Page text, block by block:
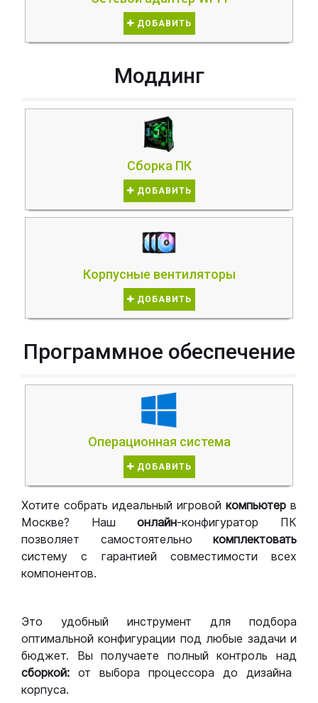
ДОБАВИТЬ
Моддинг
Сборка ПК
ДОБАВИТЬ
Корпусные вентиляторы
ДОБАВИТЬ
Программное обеспечение
Операционная система
ДОБАВИТЬ
Хотите собрать идеальный игровой компьютер в
Москве? Нашонлайн-конфигуратор ПК
позволяет самостоятельно комплектовать
систему с гарантией совместимости всех
компонентов.
Это удобный инструмент для подбора
оптимальной конфигурации под любые задачи и
бюджет. Вы получаете полный контроль над
сборкой: от выбора процессора до дизайна
корпуса.